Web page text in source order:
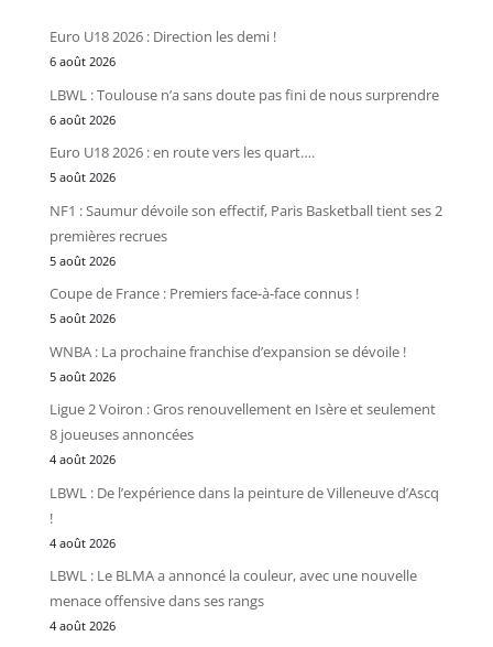
Euro U18 2026 : Direction les demi !
6 août 2026
LBWL : Toulouse n’a sans doute pas fini de nous surprendre
6 août 2026
Euro U18 2026 : en route vers les quart….
5 août 2026
NF1 : Saumur dévoile son effectif, Paris Basketball tient ses 2
premières recrues
5 août 2026
Coupe de France : Premiers face-à-face connus !
5 août 2026
WNBA : La prochaine franchise d’expansion se dévoile !
5 août 2026
Ligue 2 Voiron : Gros renouvellement en Isère et seulement
8 joueuses annoncées
4 août 2026
LBWL : De l’expérience dans la peinture de Villeneuve d’Ascq
!
4 août 2026
LBWL : Le BLMA a annoncé la couleur, avec une nouvelle
menace offensive dans ses rangs
4 août 2026